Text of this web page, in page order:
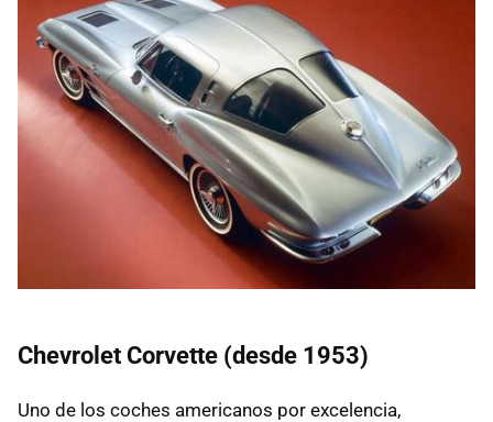
Chevrolet Corvette (desde 1953)
Uno de los coches americanos por excelencia,